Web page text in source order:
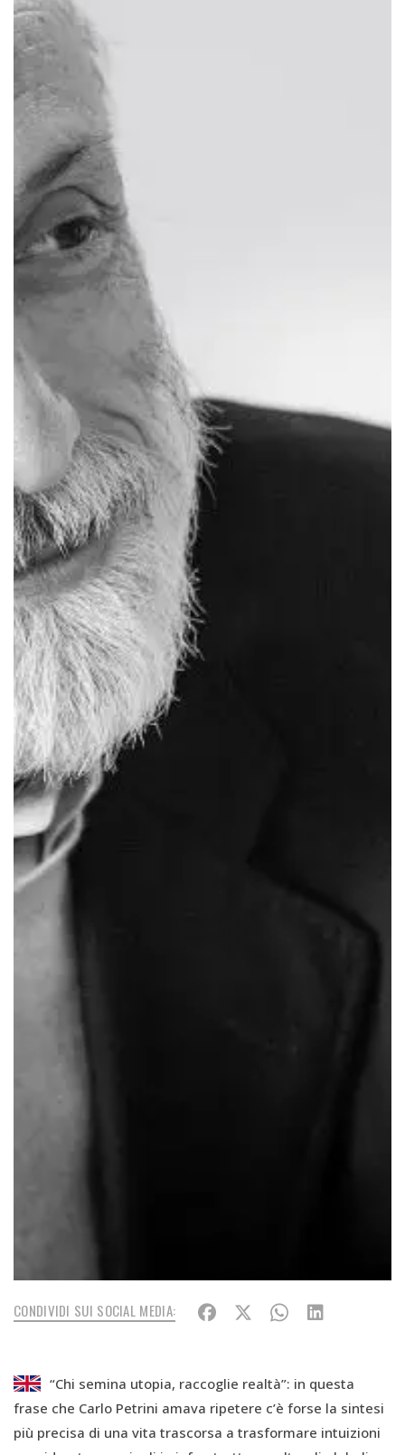
CONDIVIDI SUI SOCIAL MEDIA:
“Chi semina utopia, raccoglie realtà”: in questa
frase che Carlo Petrini amava ripetere c’è forse la sintesi
più precisa di una vita trascorsa a trasformare intuizioni